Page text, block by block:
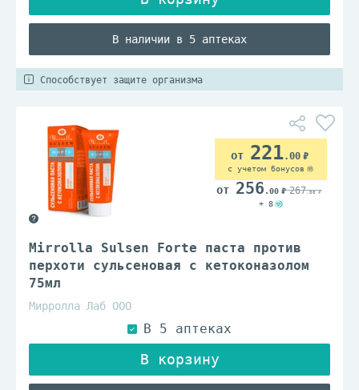
В наличии в 5 аптеках
Способствует защите организма
Mirrolla Sulsen Forte паста против
перхоти сульсеновая с кетоконазолом
75мл
Мирролла Лаб ООО
221.00
с учетом бонусов
256 .00 267.00
+ 8